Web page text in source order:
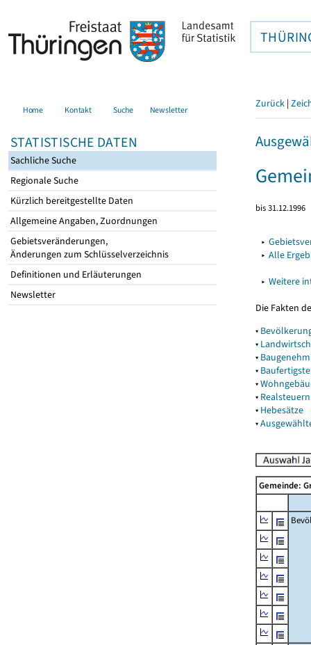
Home Kontakt Suche Newsletter
STATISTISCHE DATEN
Sachliche Suche
Regionale Suche
Kürzlich bereitgestellte Daten
Allgemeine Angaben, Zuordnungen
Gebietsveränderungen,
Änderungen zum Schlüsselverzeichnis
Definitionen und Erläuterungen
Newsletter
Zurück |
bis 31.12.1996
▸
▸ Alle
▸ Weitere
Die Fakten
▾
▾
▾
▾
▾
▾ Realsteuern
▾ Hebesätze
▾
Gemeinde: